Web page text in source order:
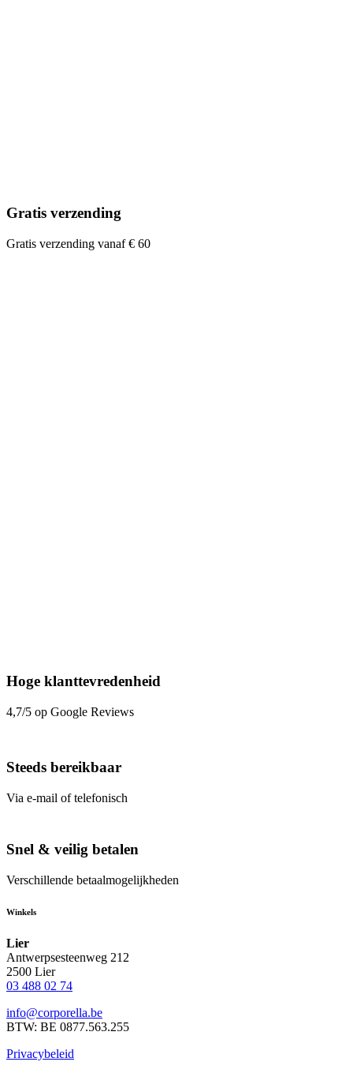
Gratis verzending
Gratis verzending vanaf € 60
Hoge klanttevredenheid
4,7/5 op Google Reviews
Steeds bereikbaar
Via e-mail of telefonisch
Snel & veilig betalen
Verschillende betaalmogelijkheden
Winkels
Lier
Antwerpsesteenweg 212
2500 Lier
03 488 02 74
info@corporella.be
BTW: BE 0877.563.255
Privacybeleid